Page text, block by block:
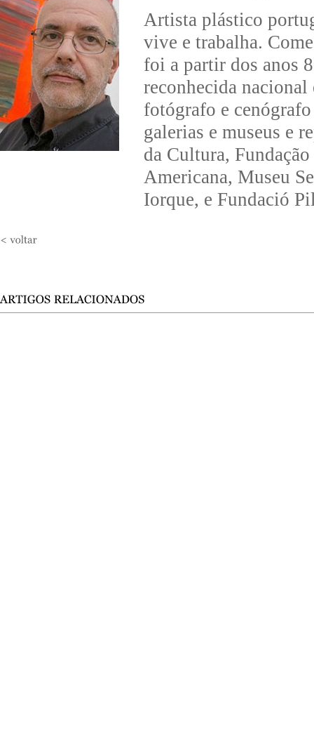
Artista plástico
vive e trabalha.
foi a partir dos anos
reconhecida
fotógrafo e
galerias e museus e
da Cultura,
Americana, Museu
Iorque, e Fundació